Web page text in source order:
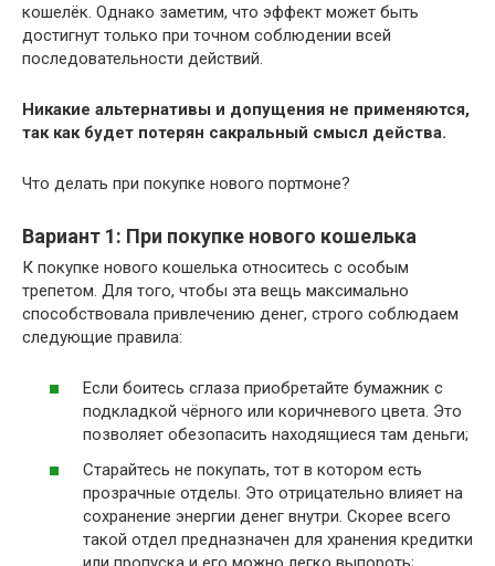
кошелёк. Однако заметим, что эффект может быть
достигнут только при точном соблюдении всей
последовательности действий.
Никакие альтернативы и допущения не применяются,
так как будет потерян сакральный смысл действа.
Что делать при покупке нового портмоне?
Вариант 1: При покупке нового кошелька
К покупке нового кошелька относитесь с особым
трепетом. Для того, чтобы эта вещь максимально
способствовала привлечению денег, строго соблюдаем
следующие правила:
Если боитесь сглаза приобретайте бумажник с
подкладкой чёрного или коричневого цвета. Это
позволяет обезопасить находящиеся там деньги;
Старайтесь не покупать, тот в котором есть
прозрачные отделы. Это отрицательно влияет на
сохранение энергии денег внутри. Скорее всего
такой отдел предназначен для хранения кредитки